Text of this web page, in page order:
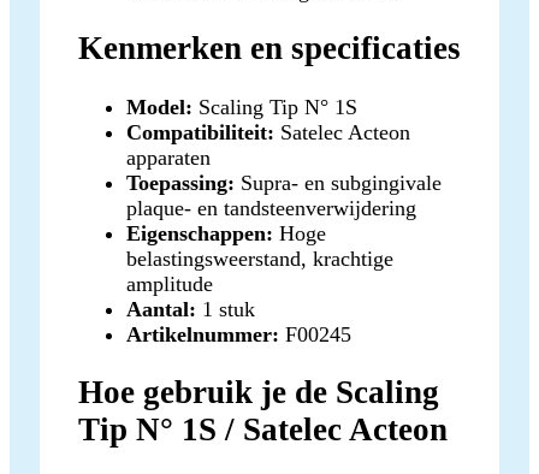
Kenmerken en specificaties
Model: Scaling Tip N° 1S
Compatibiliteit: Satelec Acteon
apparaten
Toepassing: Supra- en subgingivale
plaque- en tandsteenverwijdering
Eigenschappen: Hoge
belastingsweerstand, krachtige
amplitude
Aantal: 1 stuk
Artikelnummer: F00245
Hoe gebruik je de Scaling
Tip N° 1S / Satelec Acteon